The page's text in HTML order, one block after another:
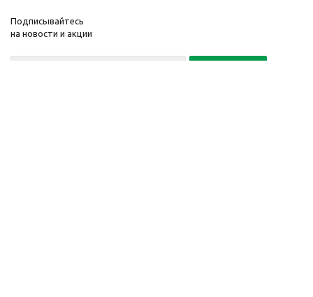
Подписывайтесь
на новости и акции